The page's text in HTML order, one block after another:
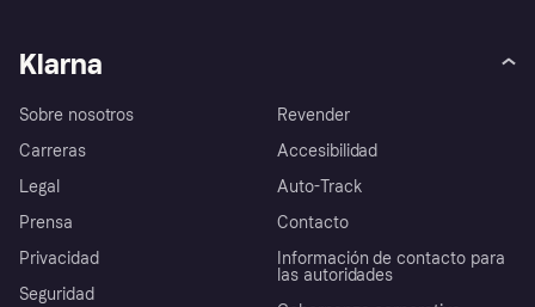
Klarna
Sobre nosotros
Carreras
Legal
Prensa
Privacidad
Seguridad
Revender
Accesibilidad
Auto-Track
Contacto
Información de contacto para
las autoridades